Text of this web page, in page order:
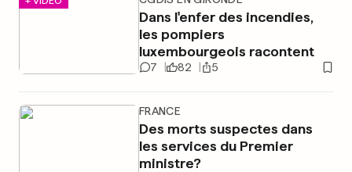
Dans l'enfer des incendies,
les pompiers
luxembourgeois racontent
7 82 5
FRANCE
Des morts suspectes dans
les services du Premier
ministre?